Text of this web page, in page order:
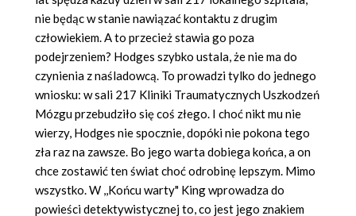
nie będąc w stanie nawiązać kontaktu z drugim
człowiekiem. A to przecież stawia go poza
podejrzeniem? Hodges szybko ustala, że nie ma do
czynienia z naśladowcą. To prowadzi tylko do jednego
wniosku: w sali 217 Kliniki Traumatycznych Uszkodzeń
Mózgu przebudziło się coś złego. I choć nikt mu nie
wierzy, Hodges nie spocznie, dopóki nie pokona tego
zła raz na zawsze. Bo jego warta dobiega końca, a on
chce zostawić ten świat choć odrobinę lepszym. Mimo
wszystko. W ,,Końcu warty" King wprowadza do
powieści detektywistycznej to, co jest jego znakiem